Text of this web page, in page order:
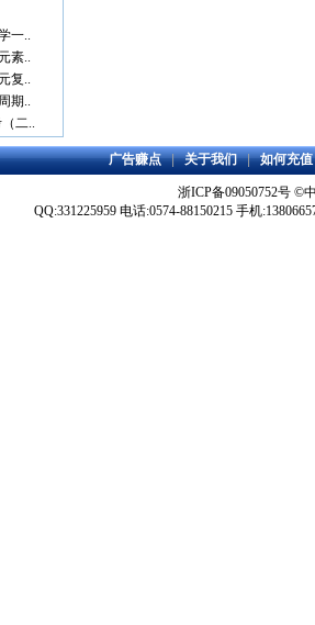
一..
素..
复..
期..
二..
广告赚点|关于我们|如何充值
浙ICP备09050752号 ©
QQ:331225959 电话:0574-88150215 手机